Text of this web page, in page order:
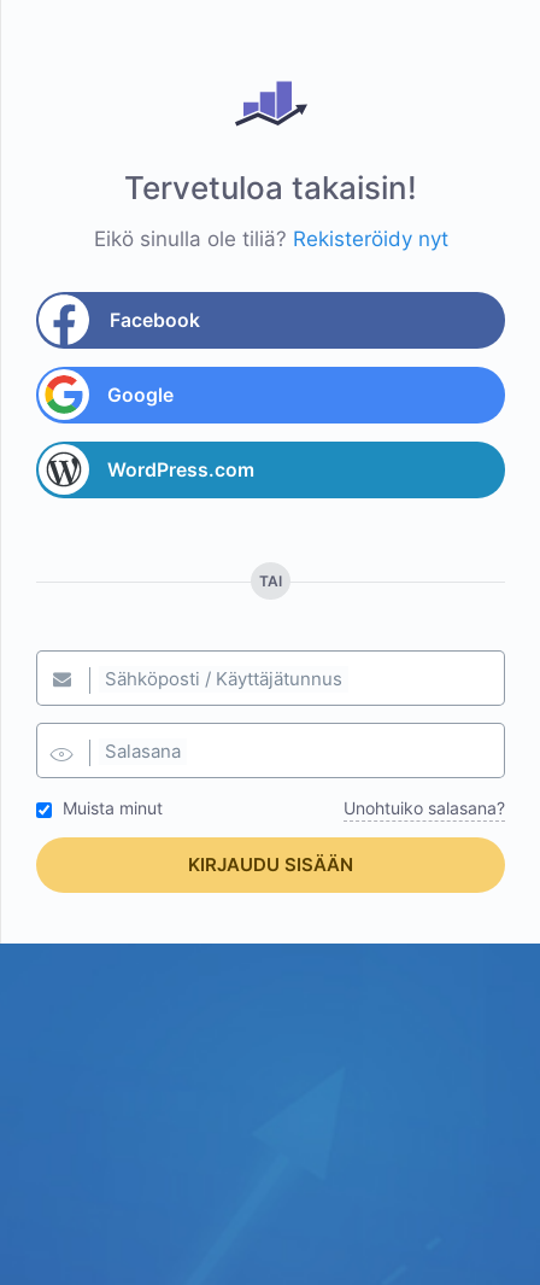
Tervetuloa takaisin!
Eikö sinulla ole tiliä? Rekisteröidy nyt
Facebook
Google
WordPress.com
TAI
Sähköposti / Käyttäjätunnus
Salasana
Muista minut Unohtuiko salasana?
KIRJAUDU SISÄÄN